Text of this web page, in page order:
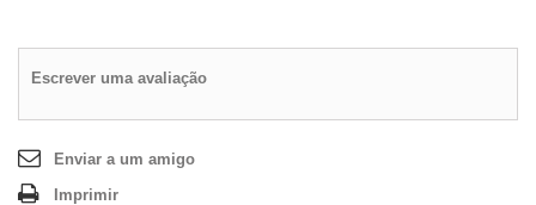
Escrever uma avaliação
Enviar a um amigo
Imprimir